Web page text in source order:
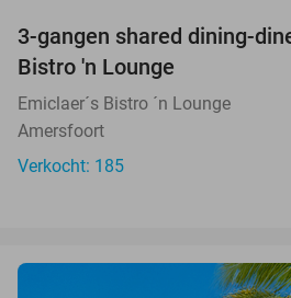
3-gangen shared dining-
Bistro 'n Lounge
Emiclaer´s Bistro ´n Lounge
Amersfoort
Verkocht: 185